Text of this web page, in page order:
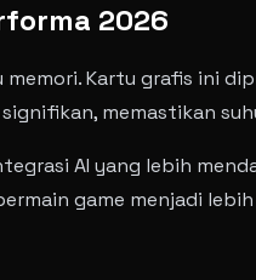
2026
Kartu grafis ini
memastikan
AI yang lebih
game menjadi